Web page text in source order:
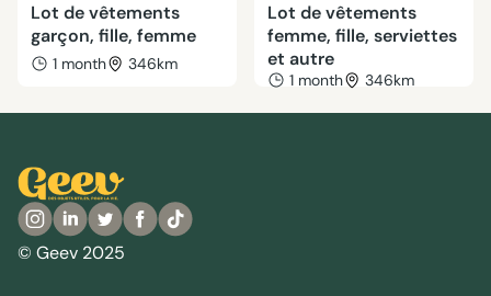
Lot de vêtements
garçon, fille, femme
1 month 346km
Lot de vêtements
femme, fille, serviettes
et autre
1 month 346km
© Geev 2025